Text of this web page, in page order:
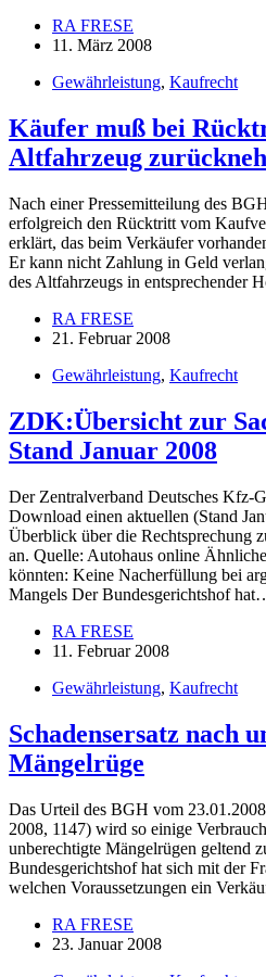
RA FRESE
11. März 2008
Gewährleistung, Kaufrecht
Käufer muß bei
Altfahrzeug
Nach einer Pressemitteilung des
erfolgreich den Rücktritt vom
erklärt, das beim Verkäufer
Er kann nicht Zahlung in Geld
des Altfahrzeugs in entsprechender
RA FRESE
21. Februar 2008
Gewährleistung, Kaufrecht
ZDK:Übersicht zur
Stand Januar 2008
Der Zentralverband Deutsches Kfz-
Download einen aktuellen (Stand
Überblick über die Rechtsprechung
an. Quelle: Autohaus online
könnten: Keine Nacherfüllung bei
Mangels Der Bundesgerichtshof
RA FRESE
11. Februar 2008
Gewährleistung, Kaufrecht
Schadensersatz nach
Mängelrüge
Das Urteil des BGH vom
2008, 1147) wird so einige
unberechtigte Mängelrügen geltend
Bundesgerichtshof hat sich mit der
welchen Voraussetzungen ein
RA FRESE
23. Januar 2008